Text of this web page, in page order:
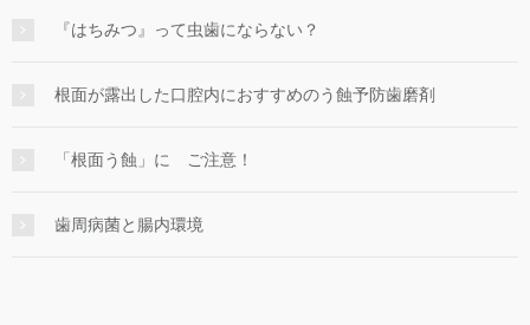
『はちみつ』って虫歯にならない？
根面が露出した口腔内におすすめのう蝕予防歯磨剤
「根面う蝕」に ご注意！
歯周病菌と腸内環境